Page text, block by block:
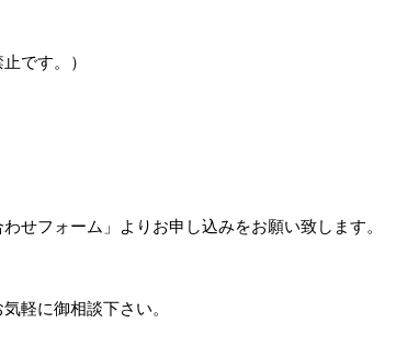
です。）
せフォーム」よりお申し込みをお願い致します。
軽に御相談下さい。